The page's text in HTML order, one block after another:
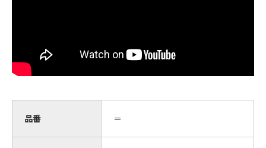
品番 ＝